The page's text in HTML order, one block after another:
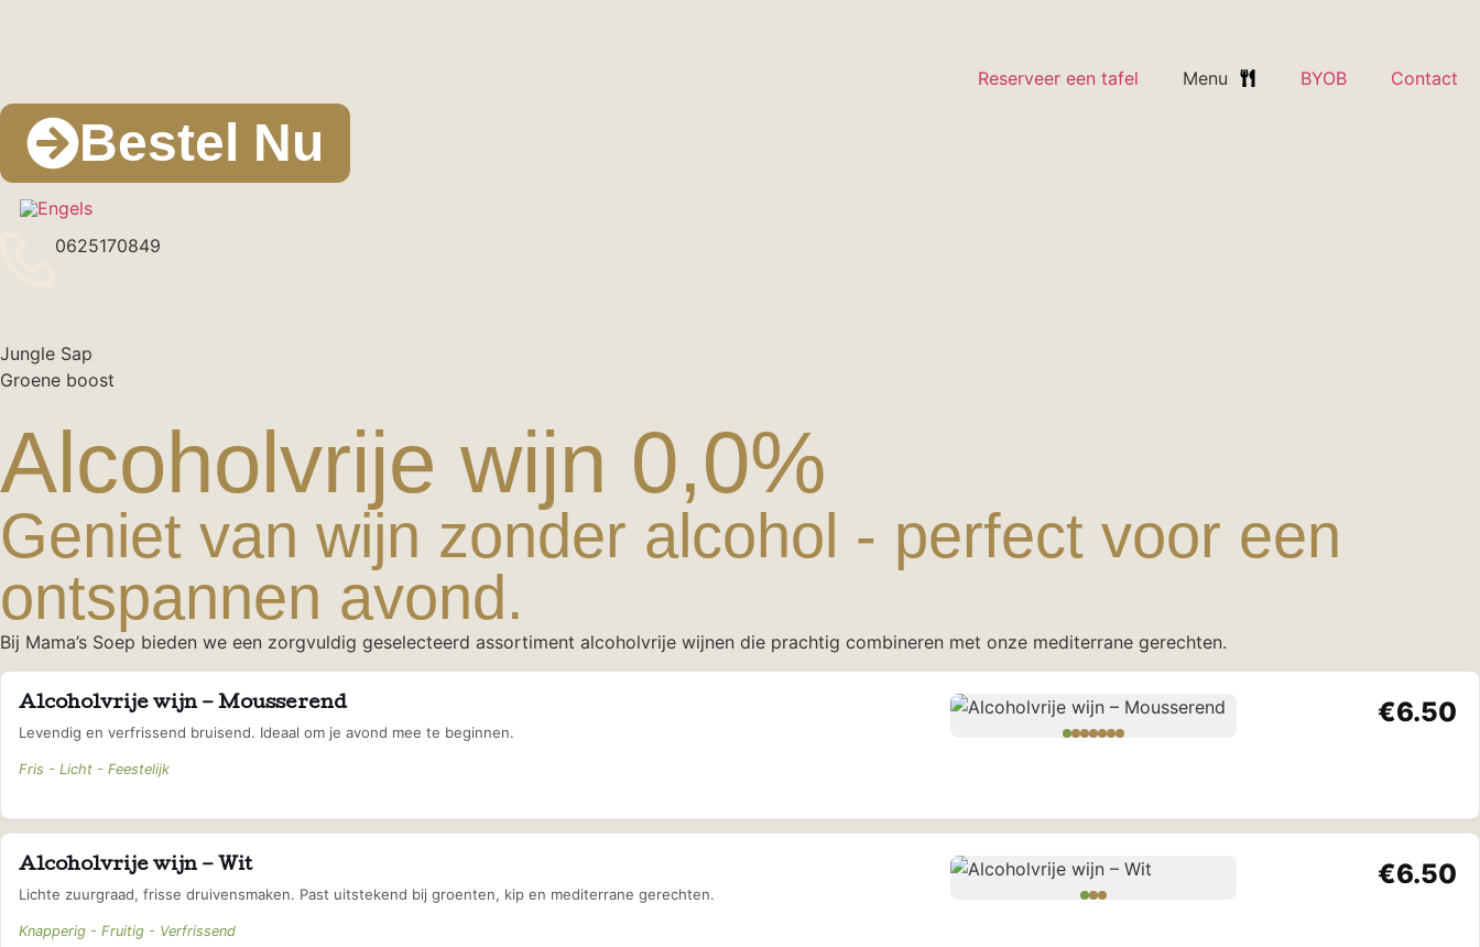
Reserveer een tafel Menu BYOB Contact
Bestel Nu
0625170849
Jungle Sap
Groene boost
Alcoholvrije wijn 0,0%
Geniet van wijn zonder alcohol - perfect voor een
ontspannen avond.
Bij Mama’s Soep bieden we een zorgvuldig geselecteerd assortiment alcoholvrije wijnen die prachtig combineren met onze mediterrane gerechten.
Alcoholvrije wijn – Mousserend
Levendig en verfrissend bruisend. Ideaal om je avond mee te beginnen.
Fris - Licht - Feestelijk
€6.50
Alcoholvrije wijn – Wit
Lichte zuurgraad, frisse druivensmaken. Past uitstekend bij groenten, kip en mediterrane gerechten.
Knapperig - Fruitig - Verfrissend
€6.50